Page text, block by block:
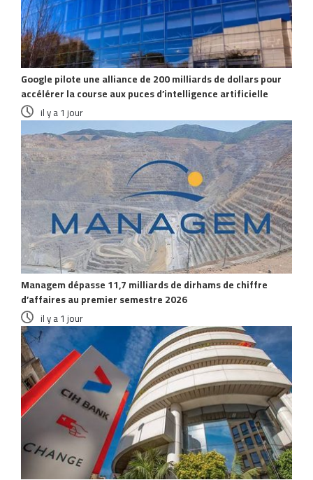
Google pilote une alliance de 200 milliards de dollars pour
accélérer la course aux puces d’intelligence artificielle
il y a 1 jour
Managem dépasse 11,7 milliards de dirhams de chiffre
d’affaires au premier semestre 2026
il y a 1 jour